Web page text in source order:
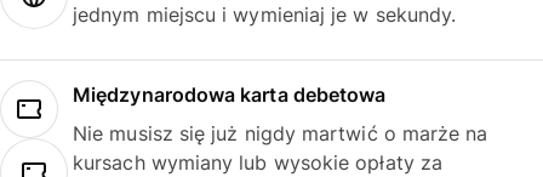
jednym miejscu i wymieniaj je w sekundy.
Międzynarodowa karta debetowa
Nie musisz się już nigdy martwić o marże na
kursach wymiany lub wysokie opłaty za